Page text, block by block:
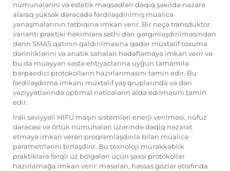
nümunələrini və estetik məqsədləri dəqiq şəkildə nəzərə
alaraq yüksək dərəcədə fərdiləşdirilmiş müalicə
yanaşmalarının tətbiqinə imkan verir. Bir neçə transduktor
variantı praktiki həkimlərə səthi dəri gərginləşdirilməsindən
dərin SMAS qatının qaldırılmasına qədər müxtəlif toxuma
dərinliklərini və anatik sahələri hədəfləməyə imkan verir və
bu da müəyyən xəstə ehtiyaclarına uyğun tamamilə
bərpaedici protokolların hazırlanmasını təmin edir. Bu
fərdiləşdirmə imkanı müxtəlif yaş qruplarında və dəri
vəziyyətlərində optimal nəticələrin əldə edilməsini təmin
edir.
İrəli səviyyəli HIFU maşın sistemləri enerji verilməsi, nüfuz
dərəcəsi və örtük nümunələri üzərində dəqiq nəzarət
etməyə imkan verən proqramlaşdırıla bilən müalicə
parametrlərini birləşdirir. Bu texnoloji mürəkkəblik
praktiklərə fərqli üz bölgələri üçün şəxsi protokollar
hazırlamağa imkan verir: məsələn, həssas gözlər ətrafında